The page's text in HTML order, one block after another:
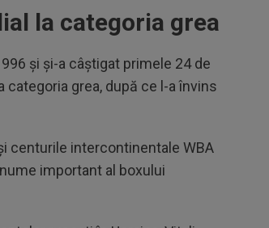
la categoria grea
și și-a câștigat primele 24 de
categoria grea, după ce l-a învins
centurile intercontinentale WBA
important al boxului